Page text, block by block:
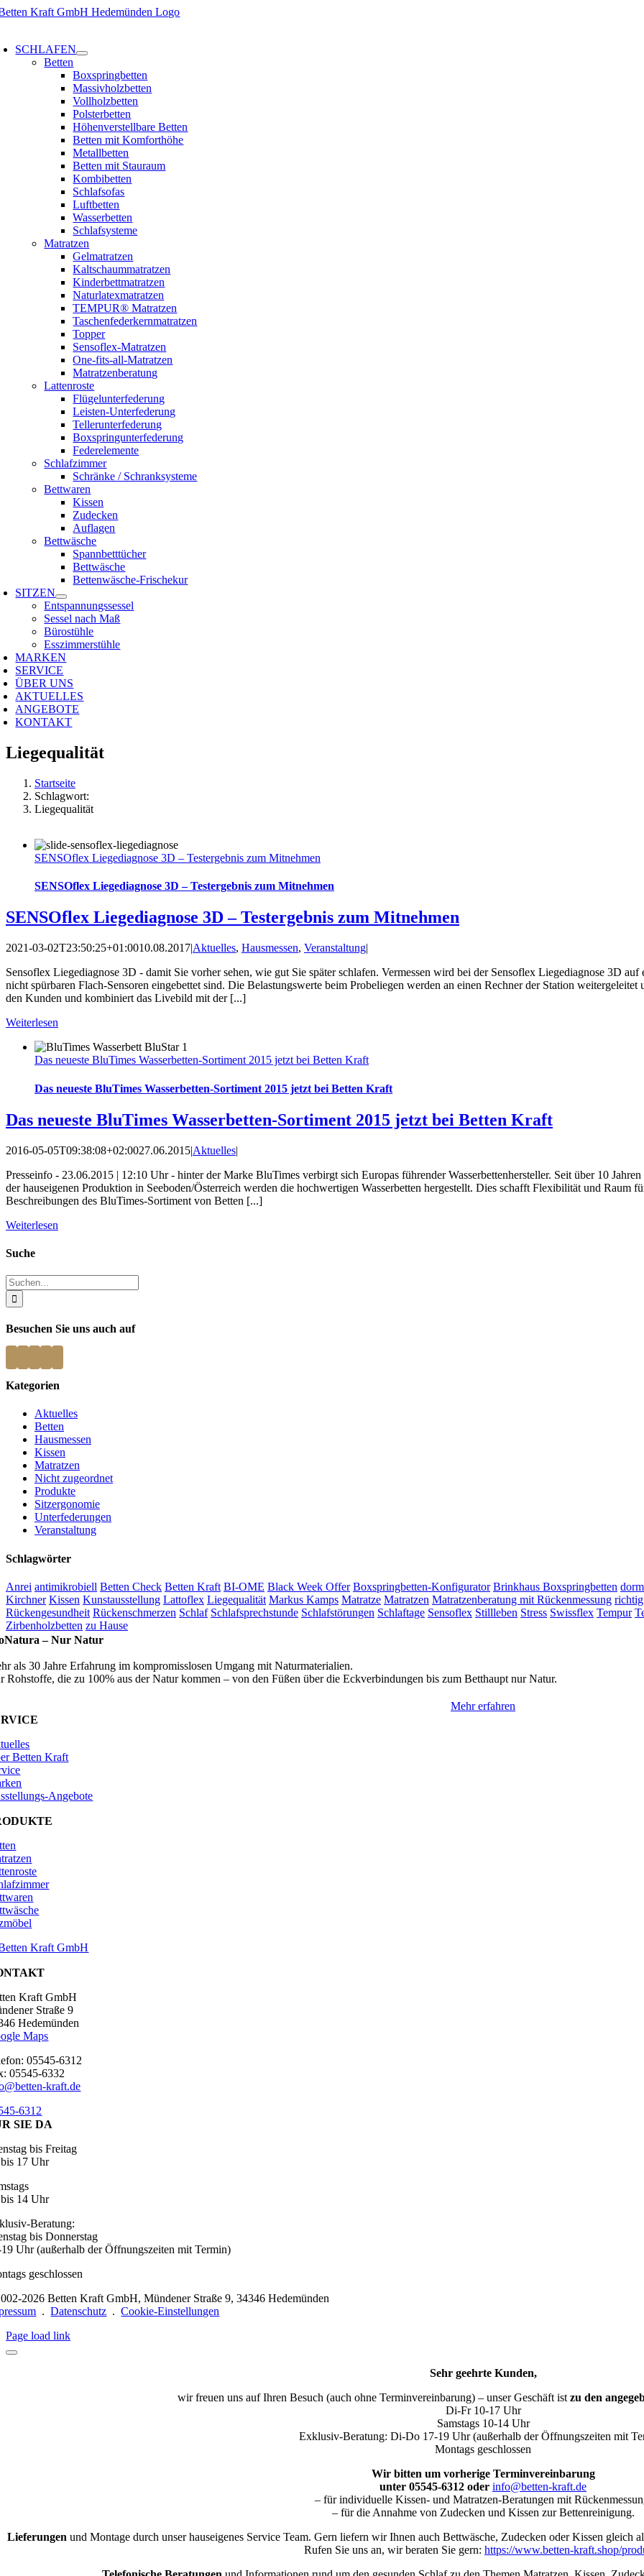
Zum
SCHLAFEN
Betten
Boxspringbetten
Massivholzbetten
Vollholzbetten
Polsterbetten
Höhenverstellbare Betten
Betten mit Komforthöhe
Metallbetten
Betten mit Stauraum
Kombibetten
Schlafsofas
Luftbetten
Wasserbetten
Schlafsysteme
Matratzen
Gelmatratzen
Kaltschaummatratzen
Kinderbettmatratzen
Naturlatexmatratzen
TEMPUR® Matratzen
Taschenfederkernmatratzen
Topper
Sensoflex-Matratzen
One-fits-all-Matratzen
Matratzenberatung
Lattenroste
Flügelunterfederung
Leisten-Unterfederung
Tellerunterfederung
Boxspringunterfederung
Federelemente
Schlafzimmer
Schränke / Schranksysteme
Bettwaren
Kissen
Zudecken
Auflagen
Bettwäsche
Spannbetttücher
Bettwäsche
Bettenwäsche-Frischekur
SITZEN
Entspannungssessel
Sessel nach Maß
Bürostühle
Esszimmerstühle
MARKEN
SERVICE
ÜBER UNS
AKTUELLES
ANGEBOTE
KONTAKT
Liegequalität
Startseite
Schlagwort:
Liegequalität
SENSOflex Liegediagnose 3D – Testergebnis zum Mitnehmen
SENSOflex Liegediagnose 3D – Testergebnis zum Mitnehmen
SENSOflex Liegediagnose 3D – Testergebnis zum Mitnehmen
2021-03-02T23:50:25+01:0010.08.2017|Aktuelles, Hausmessen, Veranstaltung|
Sensoflex Liegediagnose 3D - damit Sie vorher sehen, wie gut Sie später schlafen. Vermessen wird bei der Sensoflex Liegediagnose 3D
nicht spürbaren Flach-Sensoren eingebettet sind. Die Belastungswerte beim Probeliegen werden an einen Rechner der Station
den Kunden und kombiniert das Livebild mit der [...]
Weiterlesen
Das neueste BluTimes Wasserbetten-Sortiment 2015 jetzt bei Betten Kraft
Das neueste BluTimes Wasserbetten-Sortiment 2015 jetzt bei Betten Kraft
Das neueste BluTimes Wasserbetten-Sortiment 2015 jetzt bei Betten Kraft
2016-05-05T09:38:08+02:0027.06.2015|Aktuelles|
Presseinfo - 23.06.2015 | 12:10 Uhr - hinter der Marke BluTimes verbirgt sich Europas führender Wasserbettenhersteller. Seit über 10
der hauseigenen Produktion in Seeboden/Österreich werden die hochwertigen Wasserbetten hergestellt. Dies schafft Flexibilität und
Beschreibungen des BluTimes-Sortiment von Betten [...]
Weiterlesen
Suche
Suche
nach:
Besuchen Sie uns auch auf
Kategorien
Aktuelles
Betten
Hausmessen
Kissen
Matratzen
Nicht zugeordnet
Produkte
Sitzergonomie
Unterfederungen
Veranstaltung
Schlagwörter
Anrei antimikrobiell Betten Check Betten Kraft BI-OME Black Week Offer Boxspringbetten-Konfigurator Brinkhaus Boxspringbetten
Kirchner Kissen Kunstausstellung Lattoflex Liegequalität Markus Kamps Matratze Matratzen Matratzenberatung mit Rückenmessung
Rückengesundheit Rückenschmerzen Schlaf Schlafsprechstunde Schlafstörungen Schlaftage Sensoflex Stillleben Stress Swissflex Tempur
Zirbenholzbetten zu Hause
–Nur Natur
als 30 Jahre Erfahrung im kompromisslosen Umgang mit Naturmaterialien.
Rohstoffe, die zu 100% aus der Natur kommen – von den Füßen über die Eckverbindungen bis zum Betthaupt nur Natur.
Mehr erfahren
Betten Kraft
Angebote
Kraft GmbH
Straße 9
Hedemünden
Maps
05545-6312
05545-6332
kraft.de
6312
SIE DA
bis Freitag
17 Uhr
14 Uhr
Beratung:
bis Donnerstag
Uhr (außerhalb der Öffnungszeiten mit Termin)
geschlossen
2026 Betten Kraft GmbH, Mündener Straße 9, 34346 Hedemünden
.Datenschutz .Cookie-Einstellungen
Page load link
Sehr geehrte Kunden,
wir freuen uns auf Ihren Besuch (auch ohne Terminvereinbarung) – unser Geschäft ist zu den
Di-Fr 10-17 Uhr
Samstags 10-14 Uhr
Exklusiv-Beratung: Di-Do 17-19 Uhr (außerhalb der Öffnungszeiten mit
Montags geschlossen
Wir bitten um vorherige Terminvereinbarung
unter 05545-6312 oder info@betten-kraft.de
– für individuelle Kissen- und Matratzen-Beratungen mit
– für die Annahme von Zudecken und Kissen zur Bettenreinigung.
Lieferungen und Montage durch unser hauseigenes Service Team. Gern liefern wir Ihnen auch Bettwäsche, Zudecken oder Kissen gleich
Rufen Sie uns an, wir beraten Sie gern: https://www.betten-kraft.shop/